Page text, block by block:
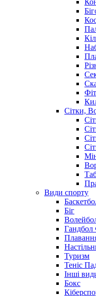
Сітки,
Види спорту
Біг
Гандбол
Туризм
Теніс
Інші
Бокс